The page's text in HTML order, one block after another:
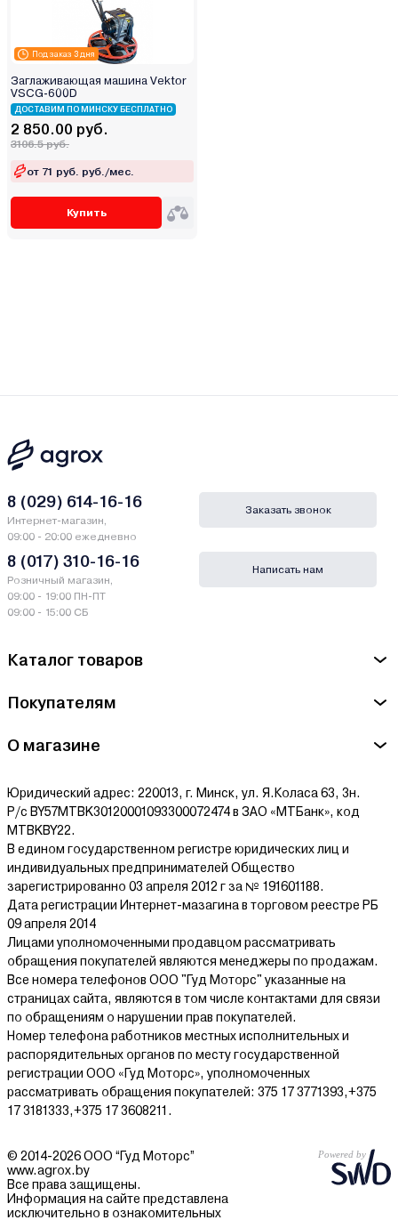
Под заказ 3 дня
Заглаживающая машина Vektor
VSCG-600D
ДОСТАВИМ ПО МИНСКУ БЕСПЛАТНО
2 850.00 руб.
3106.5 руб.
от 71 руб. руб./мес.
Купить
Каталог товаров
Покупателям
О магазине
Юридический адрес: 220013, г. Минск, ул. Я.Коласа 63, 3н.
Р/с BY57MTBK30120001093300072474 в ЗАО «МТБанк», код
MTBKBY22.
В едином государственном регистре юридических лиц и
индивидуальных предпринимателей Общество
зарегистрированно 03 апреля 2012 г за № 191601188.
Дата регистрации Интернет-мазагина в торговом реестре РБ
09 апреля 2014
Лицами уполномоченными продавцом рассматривать
обращения покупателей являются менеджеры по продажам.
Все номера телефонов ООО "Гуд Моторс" указанные на
страницах сайта, являются в том числе контактами для связи
по обращениям о нарушении прав покупателей.
Номер телефона работников местных исполнительных и
распорядительных органов по месту государственной
регистрации ООО «Гуд Моторс», уполномоченных
рассматривать обращения покупателей: 375 17 3771393,+375
17 3181333,+375 17 3608211.
8 (029) 614-16-16
Интернет-магазин,
09:00 - 20:00 ежедневно
8 (017) 310-16-16
Розничный магазин,
09:00 - 19:00 ПН-ПТ
09:00 - 15:00 СБ
Заказать звонок
Написать нам
© 2014-2026 ООО “Гуд Моторс”
www.agrox.by
Все права защищены.
Информация на сайте представлена
исключительно в ознакомительных